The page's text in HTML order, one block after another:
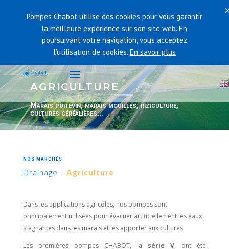
AGRICULTURE
Marais poitevin, marais mouillés, riziculture,
cultures céréalières…
NOS MARCHÉS
Drainage – Agriculture
Dans les applications agricoles, nos pompes sont
principalement utilisées pour évacuer artificiellement les eaux
stagnantes dans les marais et les apporter aux cultures.
Les premières pompes CHABOT, la série V, ont été
Pompes Chabot utilise des cookies pour vous garantir
la meilleure expérience sur son site web. En
poursuivant votre navigation, vous acceptez
l’utilisation de cookies. En savoir plus